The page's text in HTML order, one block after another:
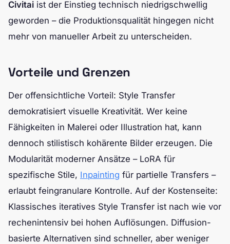
Civitai ist der Einstieg technisch niedrigschwellig
geworden – die Produktionsqualität hingegen nicht
mehr von manueller Arbeit zu unterscheiden.
Vorteile und Grenzen
Der offensichtliche Vorteil: Style Transfer
demokratisiert visuelle Kreativität. Wer keine
Fähigkeiten in Malerei oder Illustration hat, kann
dennoch stilistisch kohärente Bilder erzeugen. Die
Modularität moderner Ansätze – LoRA für
spezifische Stile, Inpainting für partielle Transfers –
erlaubt feingranulare Kontrolle. Auf der Kostenseite:
Klassisches iteratives Style Transfer ist nach wie vor
rechenintensiv bei hohen Auflösungen. Diffusion-
basierte Alternativen sind schneller, aber weniger